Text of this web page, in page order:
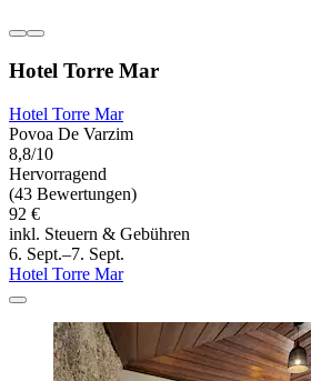
Hotel Torre Mar
Hotel Torre Mar
Povoa De Varzim
8,8/10
Hervorragend
(43 Bewertungen)
92 €
inkl. Steuern & Gebühren
6. Sept.–7. Sept.
Hotel Torre Mar